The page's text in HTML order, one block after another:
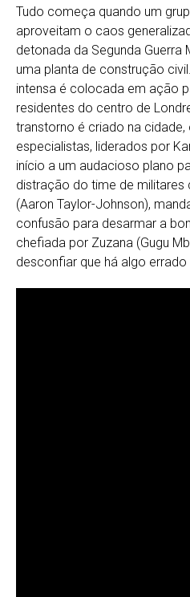
Tudo começa quando um
aproveitam o caos
detonada da Segunda Guerra
uma planta de construção
intensa é colocada em ação
residentes do centro de
transtorno é criado na
especialistas, liderados por
início a um audacioso plano
distração do time de militares
(Aaron Taylor-Johnson),
confusão para desarmar a
chefiada por Zuzana (Gugu
desconfiar que há algo errado